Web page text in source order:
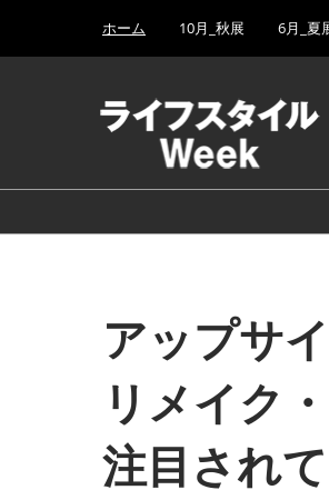
キ
プ
し
to
ホーム 10月_秋展 6月_夏
アップサ
リメイク
注目され